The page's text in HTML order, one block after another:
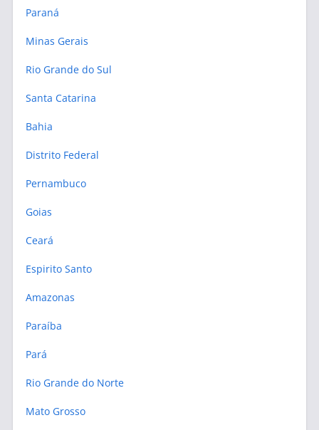
Paraná
Minas Gerais
Rio Grande do Sul
Santa Catarina
Bahia
Distrito Federal
Pernambuco
Goias
Ceará
Espirito Santo
Amazonas
Paraíba
Pará
Rio Grande do Norte
Mato Grosso